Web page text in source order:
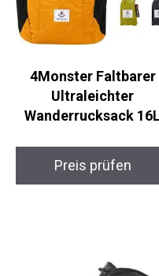
4Monster Faltbarer
Ultraleichter
Wanderrucksack 16L
Preis prüfen